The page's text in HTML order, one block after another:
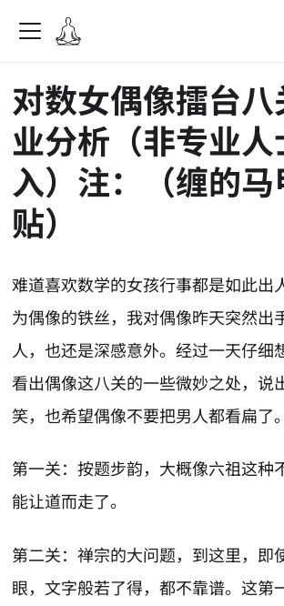
对数女偶像擂台
业分析（非专业人
入）注：（缠的马
贴）
难道喜欢数学的女孩行事都是如此出
为偶像的铁丝，我对偶像昨天突然出
人，也还是深感意外。经过一天仔细
看出偶像这八关的一些微妙之处，说
笑，也希望偶像不要把男人都看扁了。
第一关：按题步韵，大概像六祖这种
能让道而走了。
第二关：禅宗的大问题，到这里，即
眼，文字般若了得，都不靠谱。这第